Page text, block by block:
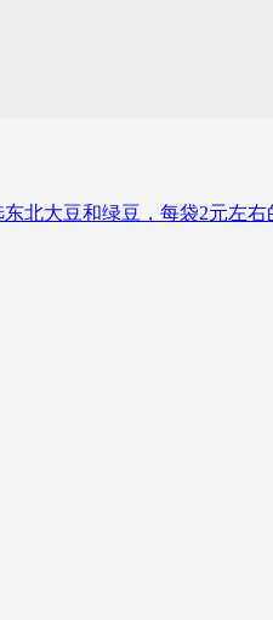
北大豆和绿豆，每袋2元左右